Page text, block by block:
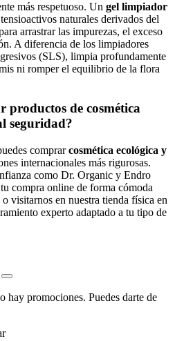
más respetuoso. Un gel limpiador
naturales derivados del
arrastrar las impurezas, el exceso
A diferencia de los limpiadores
(SLS), limpia profundamente
ni romper el equilibrio de la flora
productos de cosmética
seguridad?
comprarcosmética ecológica y
internacionales más rigurosas.
como Dr. Organic y Endro
compra online de forma cómoda
visitarnos en nuestra tienda física en
experto adaptado a tu tipo de
hay promociones. Puedes darte de